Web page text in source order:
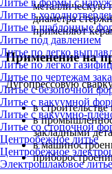
Литье в
Литье в шаблонные
Литье под давлением
Литье по легко
Литье по легко
Литье по чертежам
Литье с безопочной
Литье с вакуумной
Литье с вакуумно-
Литье со стопочной
Центробежное литье
Центробежное
Электрошлаковое
металлическую
диаметра
применяют
Применение на
Дугопрессовую
в
в
закладными
в